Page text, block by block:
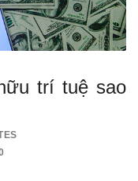
trí tuệ sao